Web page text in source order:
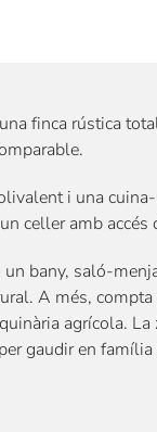
finca rústica
i una
celler amb accés
bany, saló-
A més,
agrícola. La
gaudir en